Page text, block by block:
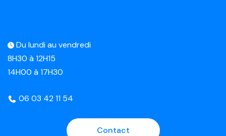
Du lundi au vendredi
8H30 à 12H15
14H00 à 17H30
06 03 42 11 54
Contact